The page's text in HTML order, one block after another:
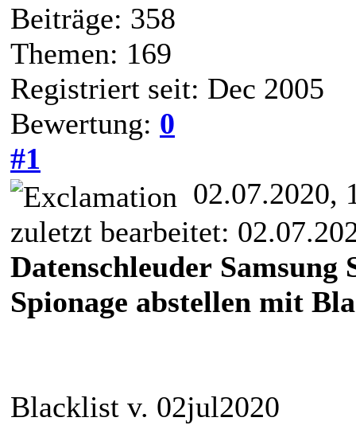
Beiträge: 358
Themen: 169
Registriert seit: Dec 2005
Bewertung: 0
#1
02.07.2020,
zuletzt bearbeitet:
Datenschleuder
Spionage abstellen mit
Blacklist v. 02jul2020